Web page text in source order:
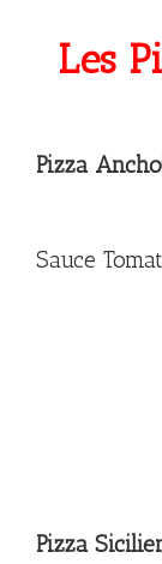
Les
Pizza
Sauce
Pizza